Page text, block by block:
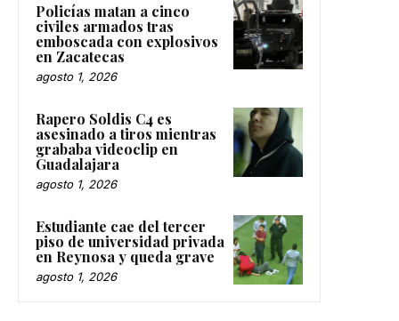
Policías matan a cinco
civiles armados tras
emboscada con explosivos
en Zacatecas
agosto 1, 2026
Rapero Soldis C4 es
asesinado a tiros mientras
grababa videoclip en
Guadalajara
agosto 1, 2026
Estudiante cae del tercer
piso de universidad privada
en Reynosa y queda grave
agosto 1, 2026